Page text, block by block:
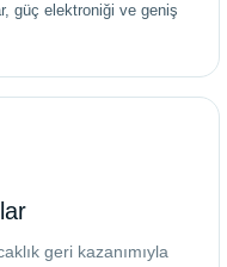
güç elektroniği ve geniş
geri kazanımıyla